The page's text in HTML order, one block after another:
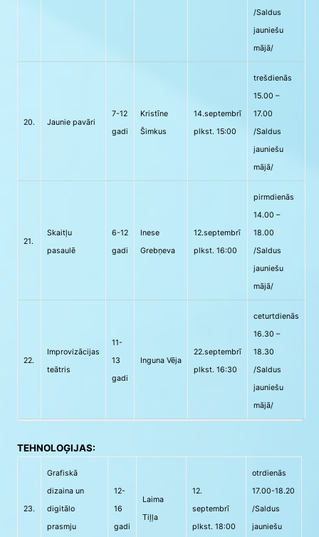
/Saldus
jauniešu
mājā/
20. Jaunie pavāri
7-12
gadi
Kristīne
Šimkus
14.septembrī
plkst. 15:00
trešdienās
15.00 –
17.00
/Saldus
jauniešu
mājā/
21.
Skaitļu
pasaulē
6-12
gadi
Inese
Grebņeva
12.septembrī
plkst. 16:00
pirmdienās
14.00 –
18.00
/Saldus
jauniešu
mājā/
22.
Improvizācijas
teātris
11-
13
gadi
Inguna Vēja
22.septembrī
plkst. 16:30
ceturtdienās
16.30 –
18.30
/Saldus
jauniešu
mājā/
TEHNOLOĢIJAS:
23.
Grafiskā
dizaina un
digitālo
prasmju
12-
16
gadi
Laima
Tiļļa
12.
septembrī
plkst. 18:00
otrdienās
17.00-18.20
/Saldus
jauniešu